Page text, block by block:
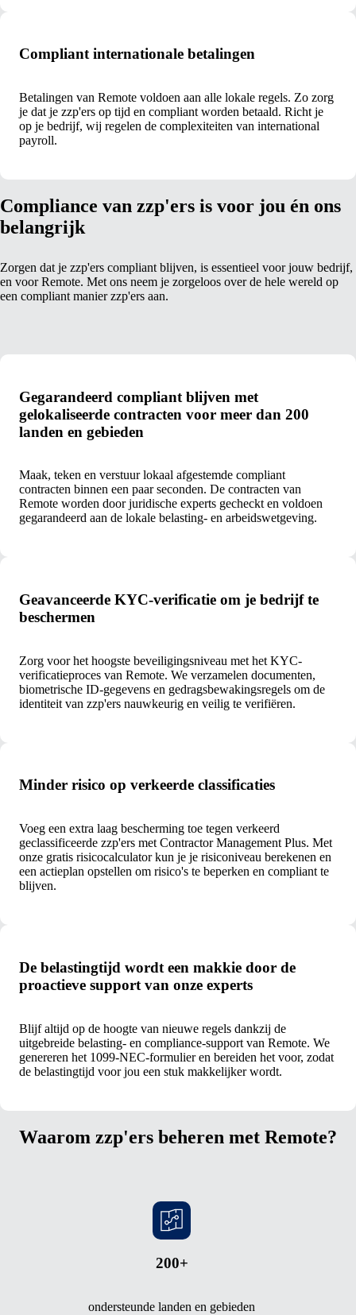
Compliant internationale betalingen
Betalingen van Remote voldoen aan alle lokale regels. Zo zorg
je dat je zzp'ers op tijd en compliant worden betaald. Richt je
op je bedrijf, wij regelen de complexiteiten van international
payroll.
Compliance van zzp'ers is voor jou én ons
belangrijk
Zorgen dat je zzp'ers compliant blijven, is essentieel voor jouw bedrijf,
en voor Remote. Met ons neem je zorgeloos over de hele wereld op
een compliant manier zzp'ers aan.
Gegarandeerd compliant blijven met
gelokaliseerde contracten voor meer dan 200
landen en gebieden
Maak, teken en verstuur lokaal afgestemde compliant
contracten binnen een paar seconden. De contracten van
Remote worden door juridische experts gecheckt en voldoen
gegarandeerd aan de lokale belasting- en arbeidswetgeving.
Geavanceerde KYC-verificatie om je bedrijf te
beschermen
Zorg voor het hoogste beveiligingsniveau met het KYC-
verificatieproces van Remote. We verzamelen documenten,
biometrische ID-gegevens en gedragsbewakingsregels om de
identiteit van zzp'ers nauwkeurig en veilig te verifiëren.
Minder risico op verkeerde classificaties
Voeg een extra laag bescherming toe tegen verkeerd
geclassificeerde zzp'ers met Contractor Management Plus. Met
onze gratis risicocalculator kun je je risiconiveau berekenen en
een actieplan opstellen om risico's te beperken en compliant te
blijven.
De belastingtijd wordt een makkie door de
proactieve support van onze experts
Blijf altijd op de hoogte van nieuwe regels dankzij de
uitgebreide belasting- en compliance-support van Remote. We
genereren het 1099-NEC-formulier en bereiden het voor, zodat
de belastingtijd voor jou een stuk makkelijker wordt.
Waarom zzp'ers beheren met Remote?
200+
ondersteunde landen en gebieden